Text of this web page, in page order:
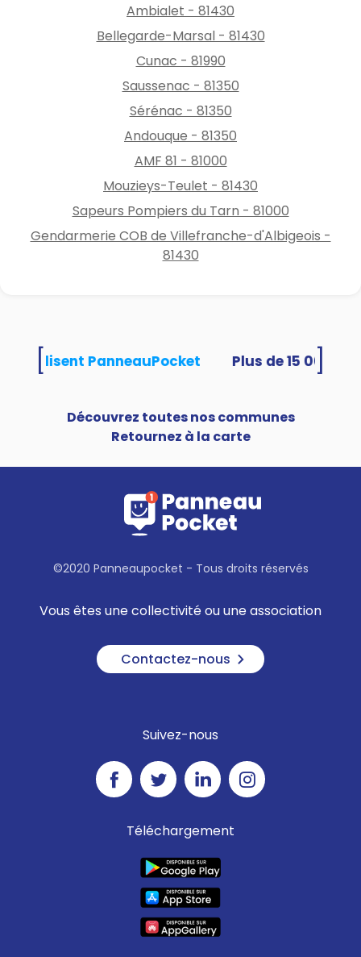
Ambialet - 81430
Bellegarde-Marsal - 81430
Cunac - 81990
Saussenac - 81350
Sérénac - 81350
Andouque - 81350
AMF 81 - 81000
Mouzieys-Teulet - 81430
Sapeurs Pompiers du Tarn - 81000
Gendarmerie COB de Villefranche-d'Albigeois -
81430
utilisent PanneauPocket
Découvrez toutes nos communes
Retournez à la carte
©2020 Panneaupocket - Tous droits réservés
Vous êtes une collectivité ou une association
Contactez-nous
Suivez-nous
Téléchargement